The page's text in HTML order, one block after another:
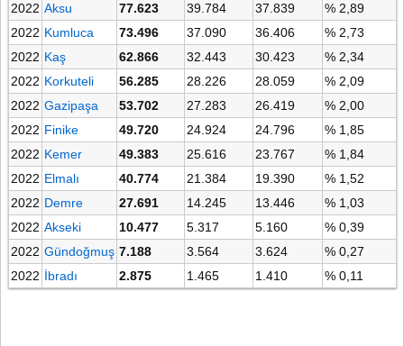
2022 Aksu 77.623 39.784 37.839
% 2,89
2022 Kumluca 73.496 37.090 36.406
% 2,73
2022 Kaş 62.866 32.443 30.423
% 2,34
2022 Korkuteli 56.285 28.226 28.059
% 2,09
2022 Gazipaşa 53.702 27.283 26.419
% 2,00
2022 Finike 49.720 24.924 24.796
% 1,85
2022 Kemer 49.383 25.616 23.767
% 1,84
2022 Elmalı 40.774 21.384 19.390
% 1,52
2022 Demre 27.691 14.245 13.446
% 1,03
2022 Akseki 10.477 5.317 5.160
% 0,39
2022 Gündoğmuş 7.188 3.564 3.624
% 0,27
2022 İbradı 2.875 1.465 1.410 % 0,11